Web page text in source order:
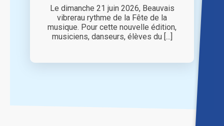
Le dimanche 21 juin 2026, Beauvais
vibrerau rythme de la Fête de la
musique. Pour cette nouvelle édition,
musiciens, danseurs, élèves du [...]